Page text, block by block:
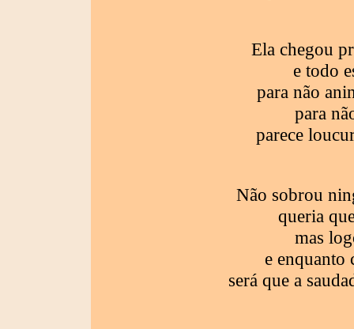
Ela chegou
e todo
para não
para
parece
Não sobrou
queria
mas
e enquanto
será que a